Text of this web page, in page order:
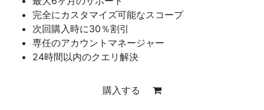
完全にカスタマイズ可能なスコープ
次回購入時に30％割引
専任のアカウントマネージャー
24時間以内のクエリ解決
購入する